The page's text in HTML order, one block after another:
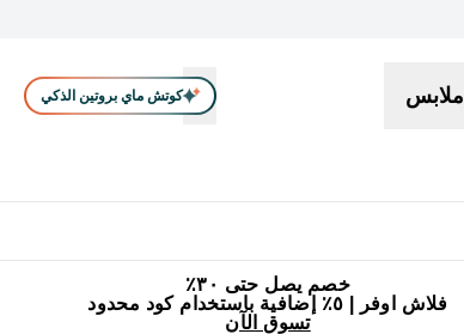
ملابس كوتش ماي بروتين الذكي
خصم يصل حتى ٣٠٪
فلاش اوفر | ٥٪ إضافية باستخدام كود محدود
تسوق الآن